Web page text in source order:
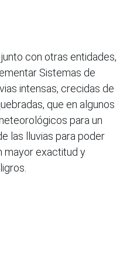
con otras entidades,
Sistemas de
intensas, crecidas de
que en algunos
para un
las lluvias para poder
mayor exactitud y